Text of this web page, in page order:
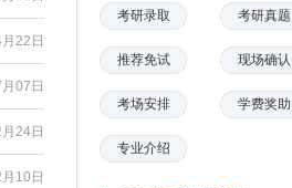
22日
07日
24日
10日
考研录取 考研真题
推荐免试 现场确认
考场安排 学费奖助
专业介绍